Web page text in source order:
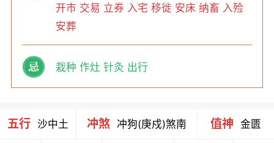
开市 交易 立券 入宅 移徙 安床 纳畜 入殓
安葬
栽种 作灶 针灸 出行
五行 沙中土 冲煞 冲狗(庚戍)煞南 值神 金匮